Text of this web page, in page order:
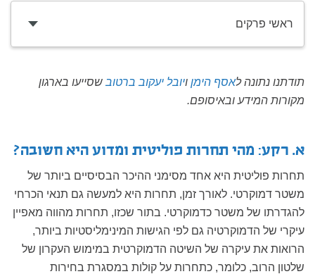
ראשי פרקים
תודתנו נתונה לאסף הימן ויובל יעקוב ברטוב שסייעו בארגון
מקורות המידע ובאיסופם.
א. רקע: מהי תחרות פוליטית ומדוע היא חשובה?
תחרות פוליטית היא אחד מסימני ההיכר הבסיסיים ביותר של
משטר דמוקרטי. לאורך זמן, תחרות היא למעשה גם תנאי הכרחי
להגדרתו של משטר כדמוקרטי. בתור שכזו, תחרות מהווה מאפיין
עיקרי של הדמוקרטיה גם לפי הגישות המינימליסטיות ביותר,
הרואות את עיקרה של השיטה הדמוקרטית במימוש העקרון של
שלטון הרוב, כלומר, כתחרות על קולות במסגרת בחירות